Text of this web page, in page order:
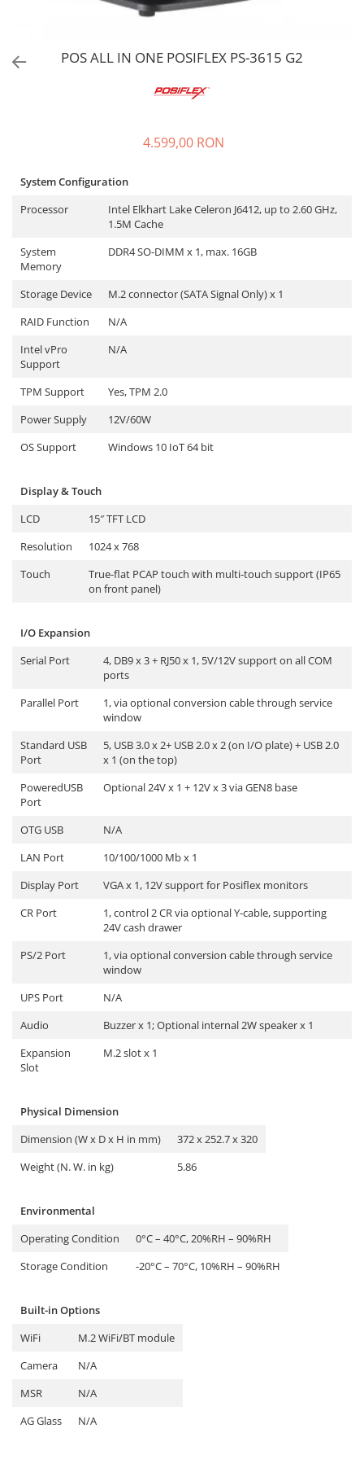
Accesori si piese
Cantare comerciale cu eticheta
Cantare numaratoare
Platforme pe 1 celula
Platforme pe 4 celuli
Platforme mici 28x35
Accesorii cantare
TK Series
JK Series
Tablete
POS ALL IN ONE POSIFLEX PS-3615 G2
4.599,00 RON
System Configuration
Processor
Intel Elkhart Lake Celeron J6412, up to 2.60 GHz,
1.5M Cache
System
Memory
DDR4 SO-DIMM x 1, max. 16GB
Storage Device
M.2 connector (SATA Signal Only) x 1
RAID Function
N/A
Intel vPro
Support
N/A
TPM Support
Yes, TPM 2.0
Power Supply
12V/60W
OS Support
Windows 10 IoT 64 bit
Display & Touch
LCD
15″ TFT LCD
Resolution
1024 x 768
Touch
True-flat PCAP touch with multi-touch support (IP65
on front panel)
I/O Expansion
Serial Port
4, DB9 x 3 + RJ50 x 1, 5V/12V support on all COM
ports
Parallel Port
1, via optional conversion cable through service
window
Standard USB
Port
5, USB 3.0 x 2+ USB 2.0 x 2 (on I/O plate) + USB 2.0
x 1 (on the top)
PoweredUSB
Port
Optional 24V x 1 + 12V x 3 via GEN8 base
OTG USB
N/A
LAN Port
10/100/1000 Mb x 1
Display Port
VGA x 1, 12V support for Posiflex monitors
CR Port
1, control 2 CR via optional Y-cable, supporting
24V cash drawer
PS/2 Port
1, via optional conversion cable through service
window
UPS Port
N/A
Audio
Buzzer x 1; Optional internal 2W speaker x 1
Expansion
Slot
M.2 slot x 1
Physical Dimension
Dimension (W x D x H in mm)
372 x 252.7 x 320
Weight (N. W. in kg)
5.86
Environmental
Operating Condition
0°C – 40°C, 20%RH – 90%RH
Storage Condition
-20°C – 70°C, 10%RH – 90%RH
Built-in Options
WiFi
M.2 WiFi/BT module
Camera
N/A
MSR
N/A
AG Glass
N/A